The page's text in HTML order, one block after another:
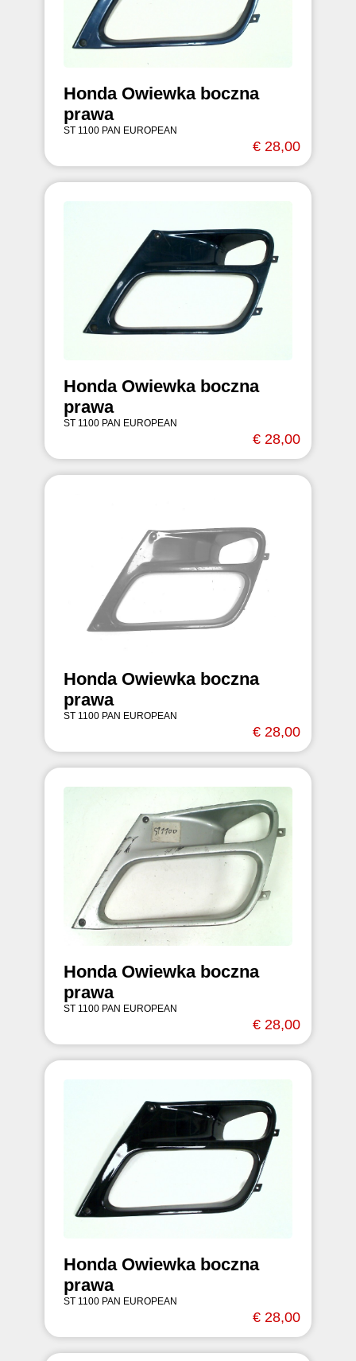
Honda Owiewka boczna
prawa
ST 1100 PAN EUROPEAN
€ 28,00
Honda Owiewka boczna
prawa
ST 1100 PAN EUROPEAN
€ 28,00
Honda Owiewka boczna
prawa
ST 1100 PAN EUROPEAN
€ 28,00
Honda Owiewka boczna
prawa
ST 1100 PAN EUROPEAN
€ 28,00
Honda Owiewka boczna
prawa
ST 1100 PAN EUROPEAN
€ 28,00